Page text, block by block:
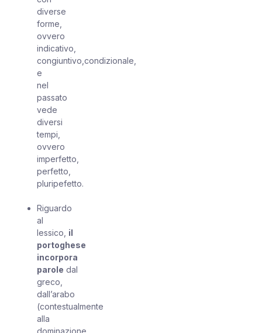
diverse
forme,
ovvero
indicativo,
congiuntivo,condizionale,
e
nel
passato
vede
diversi
tempi,
ovvero
imperfetto,
perfetto,
pluripefetto.
Riguardo
al
lessico, il
portoghese
incorpora
parole dal
greco,
dall’arabo
(contestualmente
alla
dominazione